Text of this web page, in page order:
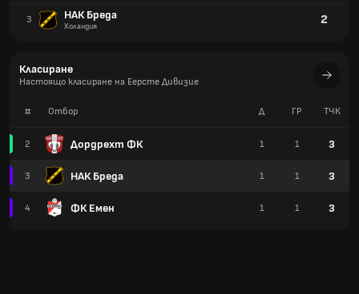
3 НАК Бреда
Холандия 2
Класиране
Настоящо класиране на Еерсте Дивизие
# Отбор
2 Дордрехт ФК
3 НАК Бреда
4 ФК Емен
Д ГР TЧК
1 1 3
1 1 3
1 1 3